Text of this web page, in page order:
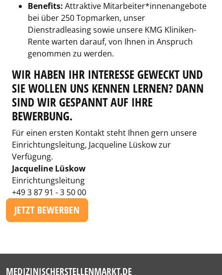
Benefits: Attraktive Mitarbeiter*innenangebote
bei über 250 Topmarken, unser
Dienstradleasing sowie unsere KMG Kliniken-
Rente warten darauf, von Ihnen in Anspruch
genommen zu werden.
WIR HABEN IHR INTERESSE GEWECKT UND
SIE WOLLEN UNS KENNEN LERNEN? DANN
SIND WIR GESPANNT AUF IHRE
BEWERBUNG.
Für einen ersten Kontakt steht Ihnen gern unsere
Einrichtungsleitung, Jacqueline Lüskow zur
Verfügung.
Jacqueline Lüskow
Einrichtungsleitung
+49 3 87 91 - 3 50 00
JETZT BEWERBEN
MEDIZINISCHERSTELLENMARKT.DE